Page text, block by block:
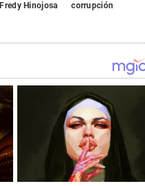
Fredy Hinojosa
corrupción